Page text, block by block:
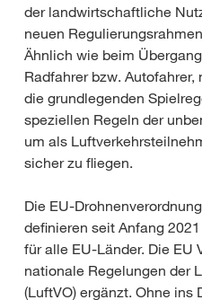
der landwirtschaftliche
neuen
Ähnlich wie beim
Radfahrer bzw.
die grundlegenden
speziellen Regeln der
um als
sicher zu fliegen.
Die EU-
definieren seit Anfang
für alle EU-Länder. Die EU
nationale Regelungen der
(LuftVO) ergänzt. Ohne ins